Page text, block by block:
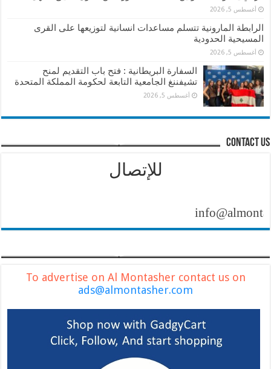
أغسطس 5, 2026
الرابطة المارونية تتسلم مساعدات انسانية لتوزيعها على القرى
المسيحية الحدودية
أغسطس 5, 2026
السفارة البريطانية : فتح باب التقديم لمنح
تشيفننغ الجامعية التابعة لحكومة المملكة المتحدة
أغسطس 5, 2026
contact us
للإتصال
To advertise on Al Montasher contact us on
ads@almontasher.com